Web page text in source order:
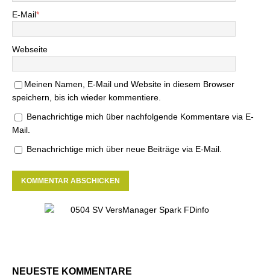
E-Mail*
Webseite
Meinen Namen, E-Mail und Website in diesem Browser
speichern, bis ich wieder kommentiere.
Benachrichtige mich über nachfolgende Kommentare via E-
Mail.
Benachrichtige mich über neue Beiträge via E-Mail.
NEUESTE KOMMENTARE